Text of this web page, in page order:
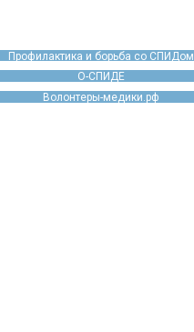
Профилактика и борьба со СПИДом
О-СПИДЕ
Волонтеры-медики.рф